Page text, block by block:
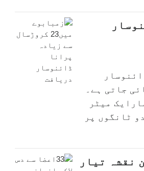
زیادہ بتائی جاتی ہے۔
میٹر
ٹانگوں پر